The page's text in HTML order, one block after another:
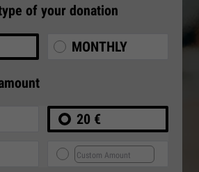
of your donation
MONTHLY
20 €